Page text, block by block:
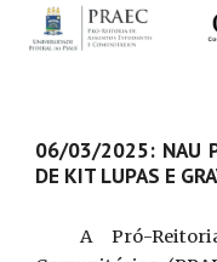
06/03/2025: NAU
DE KIT LUPAS E
A Pró-